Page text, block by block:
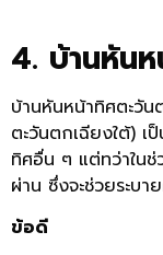
4. บ้านหัน
บ้านหันหน้าทิศตะวั
ตะวันตกเฉียงใต้) เ
ทิศอื่น ๆ แต่ทว่าใน
ผ่าน ซึ่งจะช่วยระบ
ข้อดี